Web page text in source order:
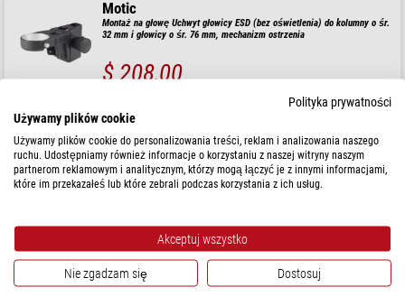
Motic
Montaż na głowę Uchwyt głowicy ESD (bez oświetlenia) do kolumny o śr.
32 mm i głowicy o śr. 76 mm, mechanizm ostrzenia
$ 208,00
1-2 tygodni
Motic
Głowica demonstracyjna MHV-5 - 5 poz. (BA410E, BA310)
$ 7.400,00
gotowe do wysyłki w1-2 tygodni
Polityka prywatności
Używamy plików cookie
Używamy plików cookie do personalizowania treści, reklam i analizowania naszego
ruchu. Udostępniamy również informacje o korzystaniu z naszej witryny naszym
partnerom reklamowym i analitycznym, którzy mogą łączyć je z innymi informacjami,
które im przekazałeś lub które zebrali podczas korzystania z ich usług.
Akceptuj wszystko
Nie zgadzam się Dostosuj